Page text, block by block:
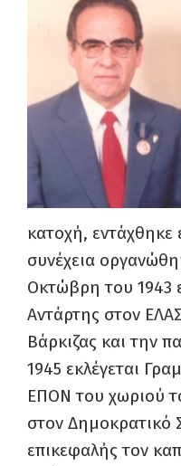
κατοχή, εντάχθηκε
συνέχεια
Οκτώβρη του 1943
Αντάρτης στον
Βάρκιζας και την
1945 εκλέγεται
ΕΠΟΝ του χωριού
στον Δημοκρατικό
επικεφαλής τον